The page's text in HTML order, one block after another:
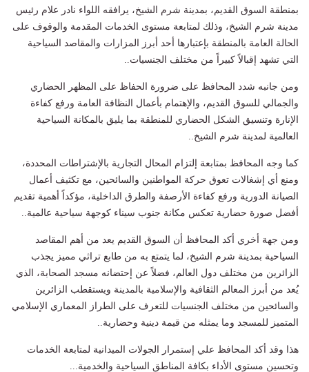
بمنطقة السوق القديم، بمدينة شرم الشيخ، يرافقه اللواء نادر علام رئيس
مدينة شرم الشيخ، وذلك لمتابعة مستوى الخدمات المقدمة والوقوف على
الحالة العامة بالمنطقة بإعتبارها أحد أبرز المزارات والمقاصد السياحية
التي تشهد إقبالاً كبيراً من مختلف الجنسيات..
ومن جانبه شدد المحافظ على ضرورة الحفاظ على المظهر الحضاري
والجمالي للسوق القديم، والإهتمام بأعمال النظافة العامة ورفع كفاءة
الإنارة وتنسيق الشكل الحضاري للمنطقة بما يليق بالمكانة السياحية
العالمية لمدينة شرم الشيخ..
كما وجه المحافظ بمتابعة إلتزام المحال التجارية بالإشتراطات المحددة،
ومنع أي إشغالات تعوق حركة المواطنين والسائحين، مع تكثيف أعمال
الصيانة الدورية ورفع كفاءة الأرصفة والطرق الداخلية، مؤكداً أهمية تقديم
أفضل صورة حضارية تعكس مكانة جنوب سيناء كوجهة سياحية عالمية..
ومن جهة أخري أكد المحافظ أن السوق القديم يعد من أهم المقاصد
السياحية بمدينة شرم الشيخ، لما يتمتع به من طابع تراثي مميز يجذب
الزائرين من مختلف دول العالم، فضلاً عن إحتضانه مسجد الصحابة، الذي
يُعد من أبرز المعالم الثقافية والإسلامية بالمدينة ويستقطب الزائرين
والسائحين من مختلف الجنسيات للتعرف على الطراز المعماري الإسلامي
المتميز للمسجد وما يمثله من قيمة دينية وحضارية..
هذا وقد أكد المحافظ علي إستمرار الجولات الميدانية لمتابعة الخدمات
وتحسين مستوى الأداء بكافة المناطق السياحية والخدمية...